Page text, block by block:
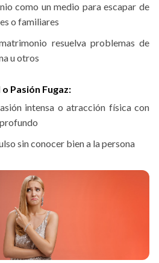
como un medio para escapar de
o familiares
resuelva problemas de
u otros
Pasión Fugaz:
intensa o atracción física con
sin conocer bien a la persona